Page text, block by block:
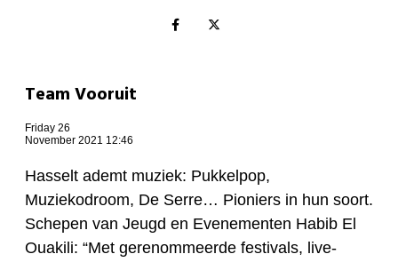
Consumentenbescherming
Kinderen en jongeren
Team Vooruit
Friday 26
November 2021 12:46
Hasselt ademt muziek: Pukkelpop,
Muziekodroom, De Serre… Pioniers in hun soort.
Schepen van Jeugd en Evenementen Habib El
Ouakili: “Met gerenommeerde festivals, live-